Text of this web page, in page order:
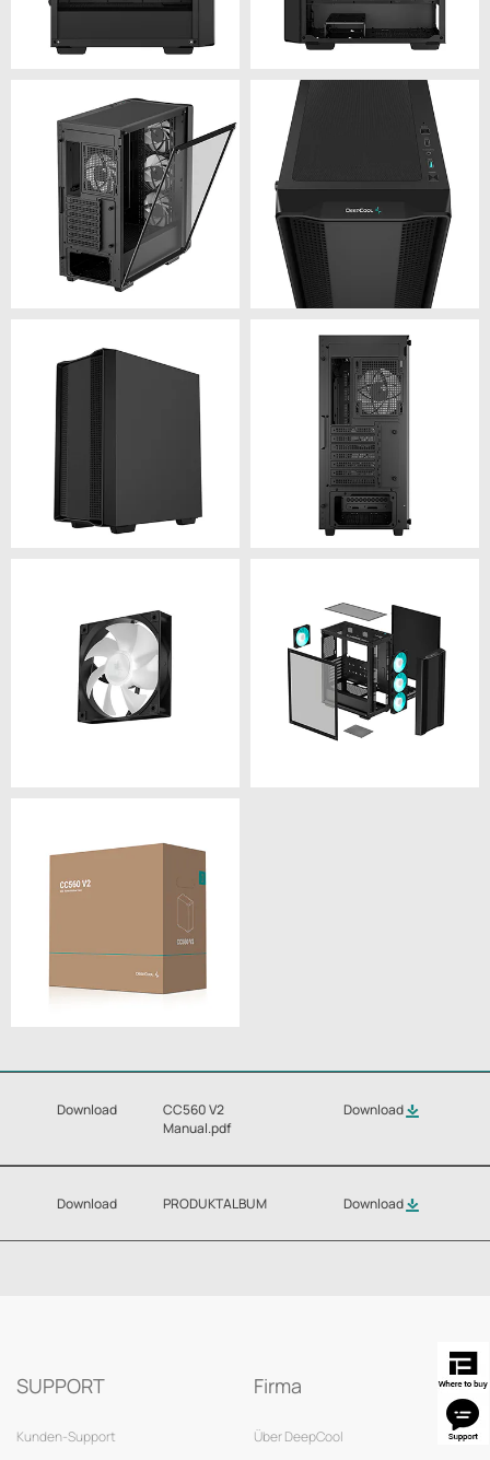
Download
CC560 V2
Manual.pdf
Download
Download PRODUKTALBUM Download
SUPPORT
Kunden-Support
Firma
Über DeepCool